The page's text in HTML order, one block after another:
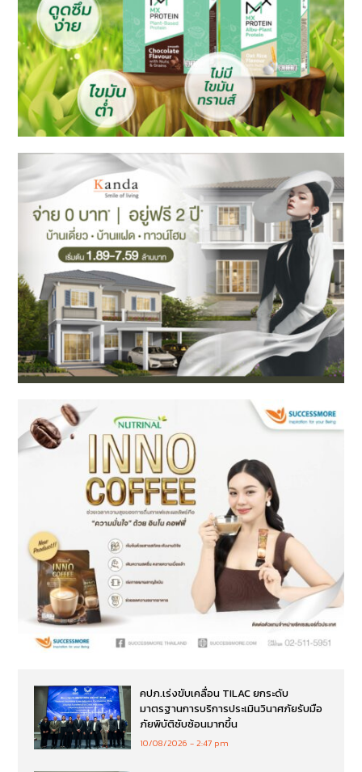
คปภ.เร่งขับเคลื่อน TILAC ยกระดับ
มาตรฐานการบริการประเมินวินาศภัยรับมือ
ภัยพิบัติซับซ้อนมากขึ้น
10/08/2026 2:47 pm